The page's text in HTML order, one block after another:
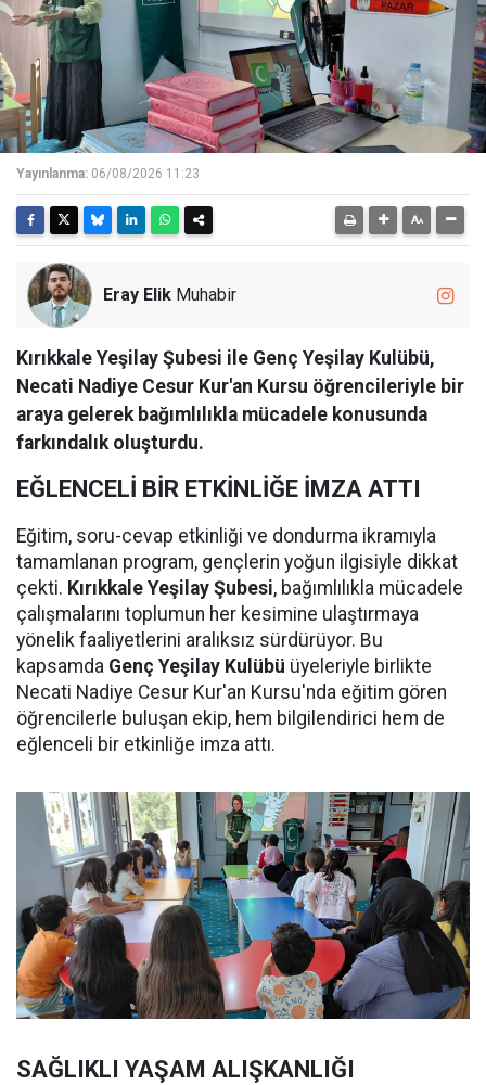
Yayınlanma: 06/08/2026 11:23
Eray Elik Muhabir
Kırıkkale Yeşilay Şubesi ile Genç Yeşilay Kulübü,
Necati Nadiye Cesur Kur'an Kursu öğrencileriyle bir
araya gelerek bağımlılıkla mücadele konusunda
farkındalık oluşturdu.
EĞLENCELİ BİR ETKİNLİĞE İMZA ATTI
Eğitim, soru-cevap etkinliği ve dondurma ikramıyla
tamamlanan program, gençlerin yoğun ilgisiyle dikkat
çekti. Kırıkkale Yeşilay Şubesi, bağımlılıkla mücadele
çalışmalarını toplumun her kesimine ulaştırmaya
yönelik faaliyetlerini aralıksız sürdürüyor. Bu
kapsamda Genç Yeşilay Kulübü üyeleriyle birlikte
Necati Nadiye Cesur Kur'an Kursu'nda eğitim gören
öğrencilerle buluşan ekip, hem bilgilendirici hem de
eğlenceli bir etkinliğe imza attı.
SAĞLIKLI YAŞAM ALIŞKANLIĞI